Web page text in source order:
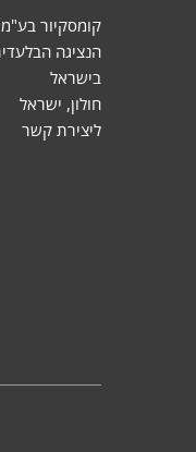
קומסקיור בע"מ
בישראל
חולון, ישראל
ליצירת קשר